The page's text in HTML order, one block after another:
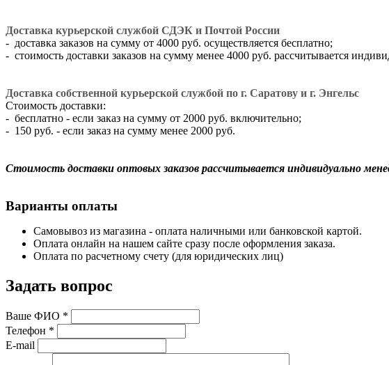
Доставка курьерской службой СДЭК и Почтой России
- доставка заказов на сумму от 4000 руб. осуществляется бесплатно;
- стоимость доставки заказов на сумму менее 4000 руб. рассчитывается
Доставка собственной курьерской службой по г. Саратову и г. Энгельс
Стоимость доставки:
- бесплатно - если заказ на сумму от 2000 руб. включительно;
- 150 руб. - если заказ на сумму менее 2000 руб.
Стоимость доставки оптовых заказов рассчитывается индивидуально
Варианты оплаты
Самовывоз из магазина - оплата наличными или банковской картой.
Оплата онлайн на нашем сайте сразу после оформления заказа.
Оплата по расчетному счету (для юридических лиц)
Задать вопрос
Ваше ФИО *
Телефон *
E-mail